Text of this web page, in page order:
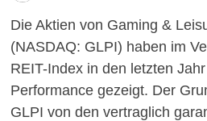
Die Aktien von Gaming &
(NASDAQ: GLPI) haben im
REIT-Index in den letzten
Performance gezeigt. Der
GLPI von den vertraglich